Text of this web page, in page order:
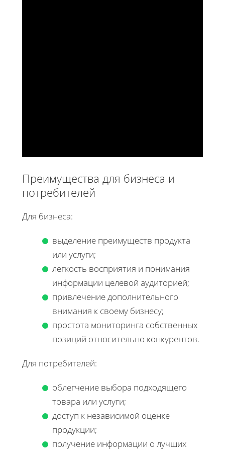
Преимущества для бизнеса и
потребителей
Для бизнеса:
выделение преимуществ продукта
или услуги;
легкость восприятия и понимания
информации целевой аудиторией;
привлечение дополнительного
внимания к своему бизнесу;
простота мониторинга собственных
позиций относительно конкурентов.
Для потребителей:
облегчение выбора подходящего
товара или услуги;
доступ к независимой оценке
продукции;
получение информации о лучших